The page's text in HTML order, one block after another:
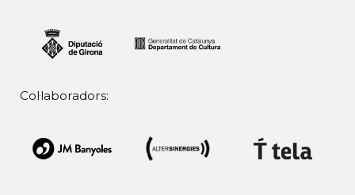
Col·laboradors: